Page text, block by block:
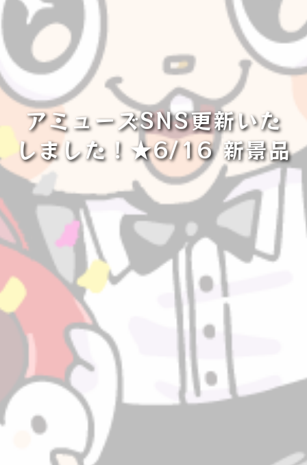
アミューズSNS更新いた
しました！★6/16 新景品